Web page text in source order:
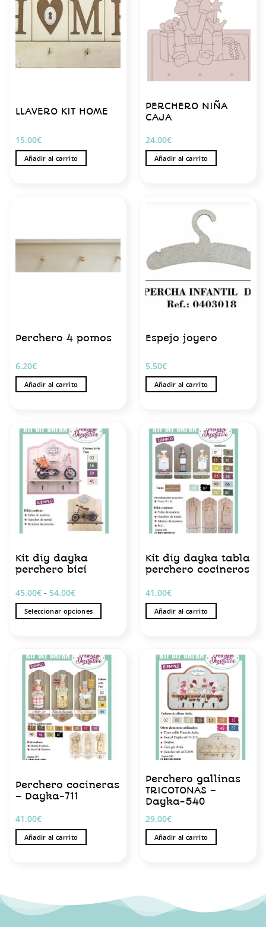
LLAVERO KIT HOME
15.00€
Añadir al carrito
PERCHERO NIÑA
CAJA
24.00€
Añadir al carrito
Perchero 4 pomos
6.20€
Añadir al carrito
Espejo joyero
5.50€
Añadir al carrito
Kit diy dayka
perchero bici
45.00€ - 54.00€Rango
de
precios:
desde
45.00€
Seleccionar opciones
múltiples
variantes.
opciones
pueden
elegir
de
producto
Kit diy dayka tabla
perchero cocineros
41.00€
Añadir al carrito
Perchero cocineras
– Dayka-711
41.00€
Añadir al carrito
Perchero gallinas
TRICOTONAS –
Dayka-540
29.00€
Añadir al carrito